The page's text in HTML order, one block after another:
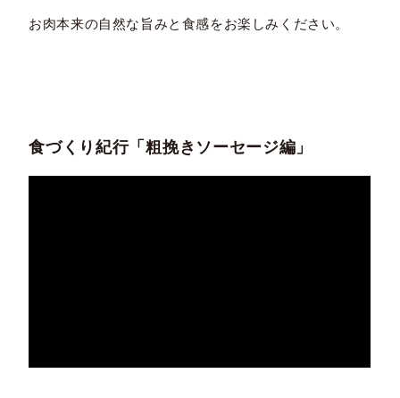
お肉本来の自然な旨みと食感をお楽しみください。
食づくり紀行「粗挽きソーセージ編」